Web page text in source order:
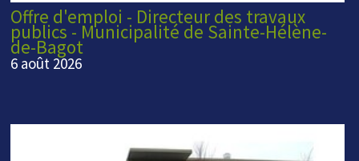
Offre d'emploi - Directeur des travaux
publics - Municipalité de Sainte-Hélène-
de-Bagot
6 août 2026